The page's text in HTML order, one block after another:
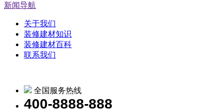
新闻导航
关于我们
装修建材知识
装修建材百科
联系我们
全国服务热线
400-8888-888